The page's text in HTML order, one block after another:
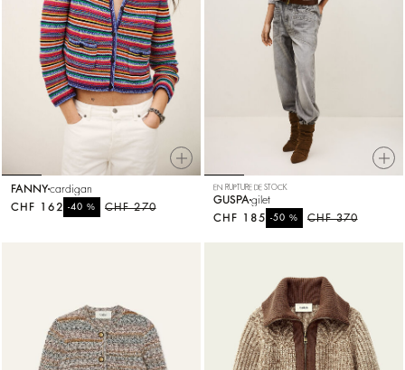
FANNYcardigan
CHF 270
-40%
CHF 162
EN RUPTURE DE STOCK
GUSPA gilet
CHF 370
-50%
CHF 185